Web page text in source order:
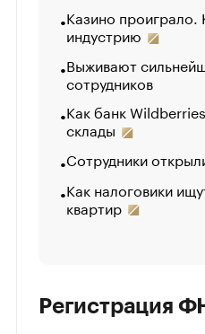
Казино
индустрию
Выживают
сотрудников
Как банк
склады
Сотрудники
Как налоговики
квартир
Регистрация